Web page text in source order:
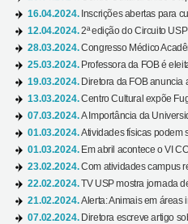
16.04.2024. Inscrições abertas para
12.04.2024.2ª edição do Circuito
28.03.2024.Congresso Médico
25.03.2024. Professora da FOB é
19.03.2024. Diretora da FOB anuncia
13.03.2024.Centro Cultural expõe
07.03.2024.A Importância da
01.03.2024.Atividades físicas podem
01.03.2024. Em abril acontece o VI
23.02.2024.Com atividades campus
22.02.2024.TV USP mostra jornada
21.02.2024.Alerta: Animais em áreas
07.02.2024. Diretora escreve artigo